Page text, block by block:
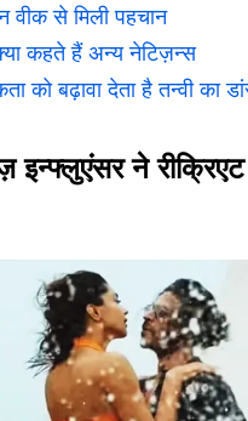
से मिली पहचान
कहते हैं अन्य नेटिज़न्स
को बढ़ावा देता है तन्वी का
इन्फ्लुएंसर ने